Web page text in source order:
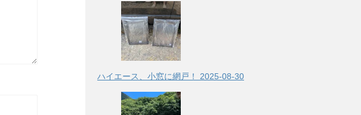
ハイエース、小窓に網戸！ 2025-08-30